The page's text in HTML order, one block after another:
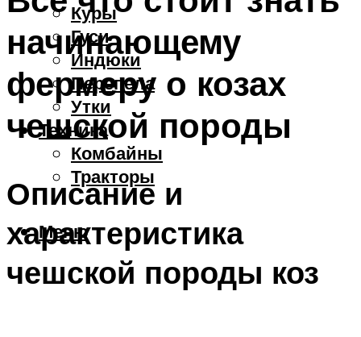
Куры
Гуси
Индюки
Перепела
Утки
Техника
Комбайны
Тракторы
Меню
начинающему
фермеру о козах
чешской породы
Описание и
характеристика
чешской породы коз